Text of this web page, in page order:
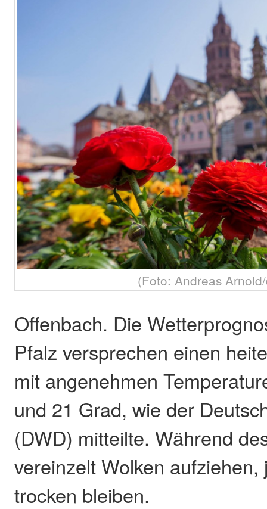
(Foto: Andreas
Offenbach. Die
Pfalz versprechen einen
mit angenehmen
und 21 Grad, wie der
(DWD) mitteilte. Während
vereinzelt Wolken
trocken bleiben.